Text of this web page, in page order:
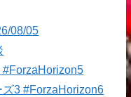
08/05
#ForzaHorizon5
3 #ForzaHorizon6